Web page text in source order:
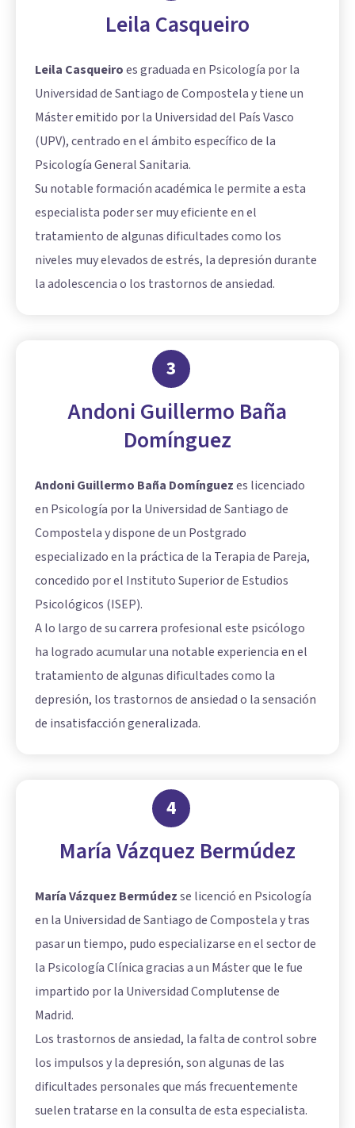
Leila Casqueiro
Leila Casqueiroes graduada en Psicología por la
Universidad de Santiago de Compostela y tiene un
Máster emitido por la Universidad del País Vasco
(UPV), centrado en el ámbito específico de la
Psicología General Sanitaria.
Su notable formación académica le permite a esta
especialista poder ser muy eficiente en el
tratamiento de algunas dificultades como los
niveles muy elevados de estrés, la depresión durante
la adolescencia o los trastornos de ansiedad.
3
Andoni Guillermo Baña
Domínguez
Andoni Guillermo Baña Domínguezes licenciado
en Psicología por la Universidad de Santiago de
Compostela y dispone de un Postgrado
especializado en la práctica de la Terapia de Pareja,
concedido por el Instituto Superior de Estudios
Psicológicos (ISEP).
A lo largo de su carrera profesional este psicólogo
ha logrado acumular una notable experiencia en el
tratamiento de algunas dificultades como la
depresión, los trastornos de ansiedad o la sensación
de insatisfacción generalizada.
4
María Vázquez Bermúdez
María Vázquez Bermúdezse licenció en Psicología
en la Universidad de Santiago de Compostela y tras
pasar un tiempo, pudo especializarse en el sector de
la Psicología Clínica gracias a un Máster que le fue
impartido por la Universidad Complutense de
Madrid.
Los trastornos de ansiedad, la falta de control sobre
los impulsos y la depresión, son algunas de las
dificultades personales que más frecuentemente
suelen tratarse en la consulta de esta especialista.